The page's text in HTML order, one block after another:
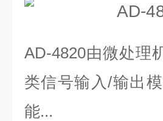
AD-4820由微处理
类信号输入/输出
能...